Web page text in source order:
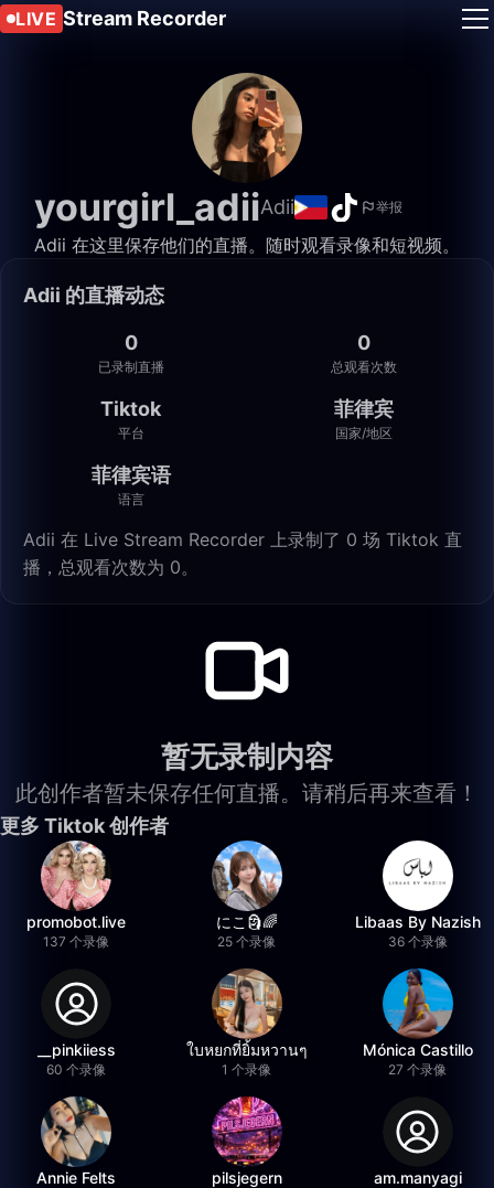
LIVE Stream Recorder
yourgirl_adiiAdii 举报
Adii 在这里保存他们的直播。随时观看录像和短视频。
Adii 的直播动态
0
已录制直播
0
总观看次数
Tiktok
平台
菲律宾
国家/地区
菲律宾语
语言
Adii 在 Live Stream Recorder 上录制了 0 场 Tiktok 直
播，总观看次数为 0。
暂无录制内容
此创作者暂未保存任何直播。请稍后再来查看！
更多 Tiktok 创作者
promobot.live
137 个录像
にこ🗿🌈
25 个录像
Libaas By Nazish
36 个录像
__pinkiiess
60 个录像
ใบหยกที่ยิ้มหวานๆ
1 个录像
Mónica Castillo
27 个录像
Annie Felts pilsjegern am.manyagi